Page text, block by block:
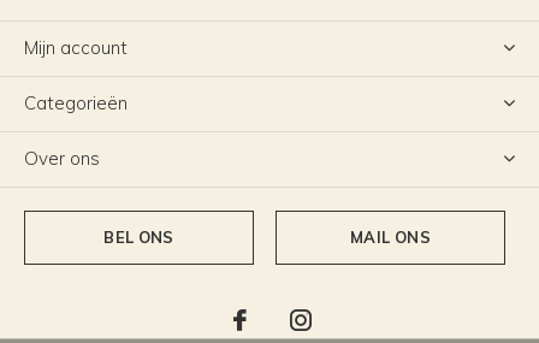
Mijn account
Categorieën
Over ons
BEL ONS MAIL ONS